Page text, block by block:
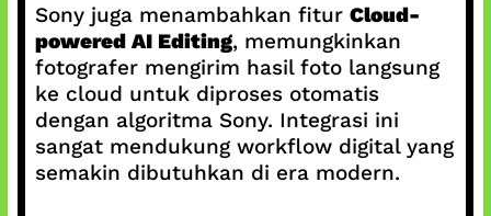
Sony juga menambahkan fitur Cloud-
powered AI Editing, memungkinkan
fotografer mengirim hasil foto langsung
ke cloud untuk diproses otomatis
dengan algoritma Sony. Integrasi ini
sangat mendukung workflow digital yang
semakin dibutuhkan di era modern.